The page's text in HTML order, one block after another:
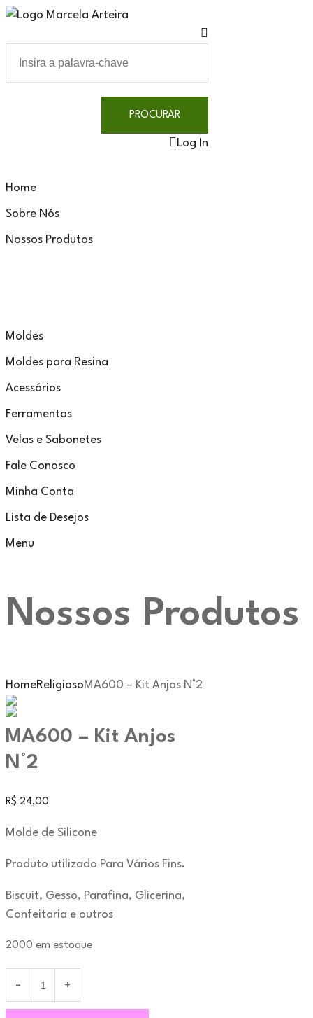
Log In
Home
Sobre Nós
Nossos Produtos
Moldes
Moldes para Resina
Acessórios
Ferramentas
Velas e Sabonetes
Fale Conosco
Minha Conta
Lista de Desejos
Menu
Nossos Produtos
HomeReligiosoMA600 – Kit Anjos N°2
MA600 – Kit Anjos
N°2
R$ 24,00
Molde de Silicone
Produto utilizado Para Vários Fins.
Biscuit, Gesso, Parafina, Glicerina,
Confeitaria e outros
2000 em estoque